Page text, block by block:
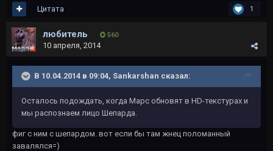
1
Цитата
любитель 560
10 апреля, 2014
В 10.04.2014 в 09:04, Sankarshan сказал:
Осталось подождать, когда Марс обновят в HD-текстурах и
мы распознаем лицо Шепарда.
фиг с ним с шепардом. вот если бы там жнец поломанный
завалялся=)